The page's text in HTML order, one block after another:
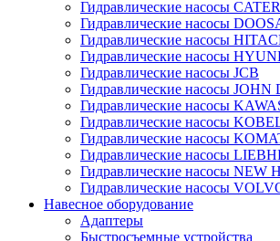
Гидравлические насосы
Гидравлические насосы
Гидравлические насосы
Гидравлические насосы
Гидравлические насосы JCB
Гидравлические насосы JOHN
Гидравлические насосы
Гидравлические насосы
Гидравлические насосы
Гидравлические насосы
Гидравлические насосы
Гидравлические насосы
Навесное оборудование
Адаптеры
Быстросъемные устройства